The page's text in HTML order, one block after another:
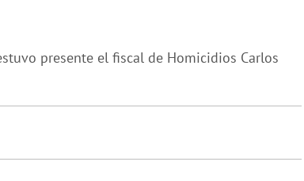
presente el fiscal de Homicidios Carlos